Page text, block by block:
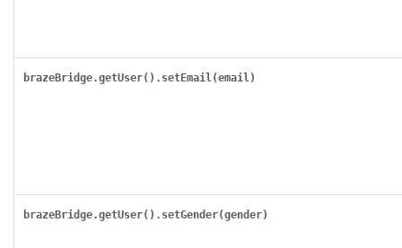
brazeBridge.getUser().setEmail(email)
brazeBridge.getUser().setGender(gender)